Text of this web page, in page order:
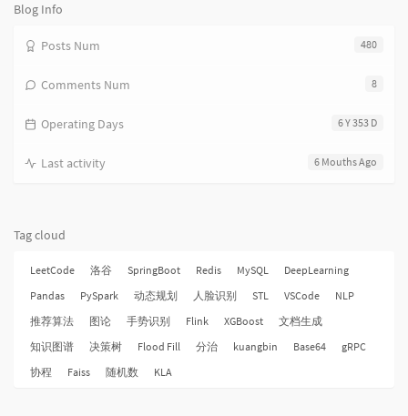
Blog Info
480
Posts Num
8
Comments Num
6 Y 353 D
Operating Days
6 Mouths Ago
Last activity
Tag cloud
LeetCode 洛谷 SpringBoot Redis MySQL
DeepLearning
Pandas
PySpark 动态规划 人脸识别 STL VSCode
NLP
推荐算法
图论 手势识别 Flink XGBoost
文档生成
知识图谱
决策树 Flood Fill 分治 kuangbin Base64
gRPC
协程
Faiss 随机数 KLA